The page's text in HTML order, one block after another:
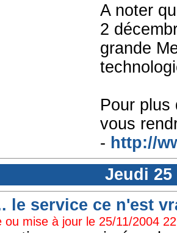
A noter
2
grande
Pour plus
vous
- http://
Jeudi 25
le service ce n'est
ou mise à jour le 25/11/2004